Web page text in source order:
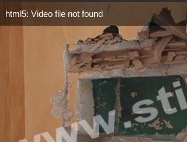
html5: Video file not found